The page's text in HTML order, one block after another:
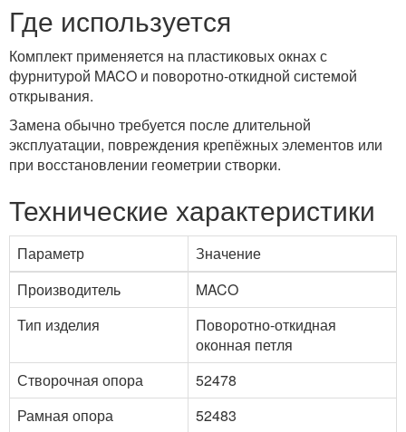
Где используется
Комплект применяется на пластиковых окнах с
фурнитурой MACO и поворотно-откидной системой
открывания.
Замена обычно требуется после длительной
эксплуатации, повреждения крепёжных элементов или
при восстановлении геометрии створки.
Технические характеристики
Параметр
Значение
Производитель
MACO
Тип изделия
Поворотно-откидная
оконная петля
Створочная опора
52478
Рамная опора
52483